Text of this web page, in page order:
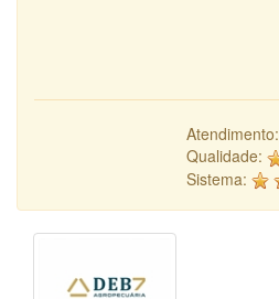
Atendimento:
Qualidade:
Sistema: